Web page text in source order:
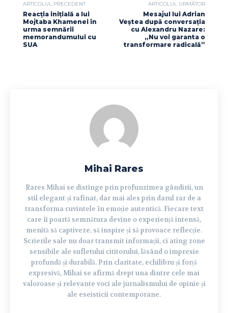
ARTICOLUL PRECEDENT
Reacția inițială a lui
Mojtaba Khamenei în
urma semnării
memorandumului cu
SUA
ARTICOLUL URMĂTOR
Mesajul lui Adrian
Veștea după conversația
cu Alexandru Nazare:
„Nu voi garanta o
transformare radicală”
Mihai Rares
Rares Mihai se distinge prin profunzimea gândirii, un
stil elegant și rafinat, dar mai ales prin darul rar de a
transforma cuvintele în emoție autentică. Fiecare text
care îi poartă semnătura devine o experiență intensă,
menită să captiveze, să inspire și să provoace reflecție.
Scrierile sale nu doar transmit informații, ci ating zone
sensibile ale sufletului cititorului, lăsând o impresie
profundă și durabilă. Prin claritate, echilibru și forță
expresivă, Mihai se afirmă drept una dintre cele mai
valoroase și relevante voci ale jurnalismului de opinie și
ale eseisticii contemporane.